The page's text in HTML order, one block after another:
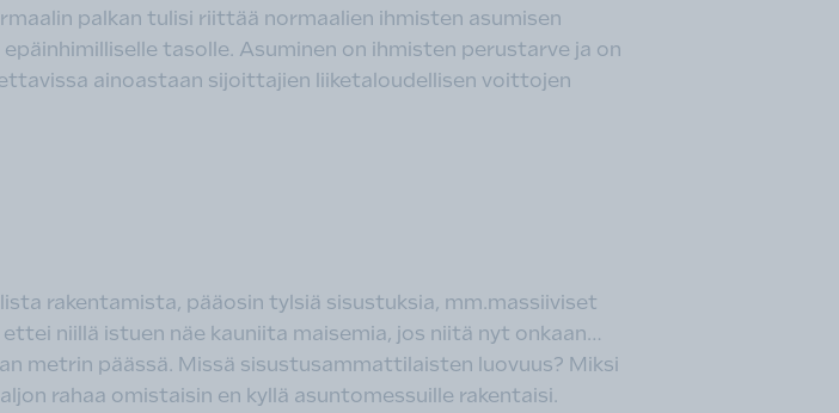
palkan tulisi riittää normaalien ihmisten asumisen
tasolle. Asuminen on ihmisten perustarve ja on
ainoastaan sijoittajien liiketaloudellisen voittojen
rakentamista, pääosin tylsiä sisustuksia, mm.massiiviset
niillä istuen näe kauniita maisemia, jos niitä nyt onkaan…
metrin päässä. Missä sisustusammattilaisten luovuus? Miksi
rahaa omistaisin en kyllä asuntomessuille rakentaisi.